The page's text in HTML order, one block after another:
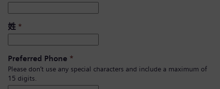
姓 *
Preferred Phone *
Please don’t use any special characters and include a maximum of
15 digits.